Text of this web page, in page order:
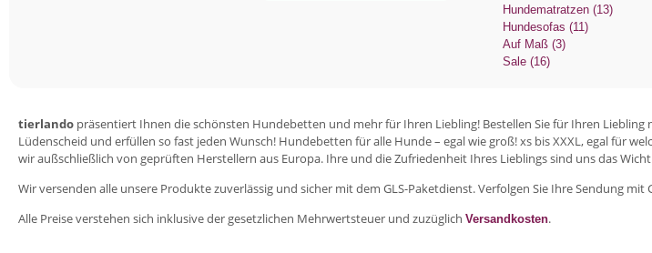
Hundematratzen (13)
Hundesofas (11)
Auf Maß (3)
Sale (16)
tierlando präsentiert Ihnen die schönsten Hundebetten und mehr für Ihren Liebling! Bestellen Sie für Ihren
Lüdenscheid und erfüllen so fast jeden Wunsch! Hundebetten für alle Hunde – egal wie groß! xs bis XXXL, egal für
wir außschließlich von geprüften Herstellern aus Europa. Ihre und die Zufriedenheit Ihres Lieblings sind uns das
Wir versenden alle unsere Produkte zuverlässig und sicher mit dem GLS-Paketdienst. Verfolgen Sie Ihre Sendung mit
Alle Preise verstehen sich inklusive der gesetzlichen Mehrwertsteuer und zuzüglich Versandkosten.